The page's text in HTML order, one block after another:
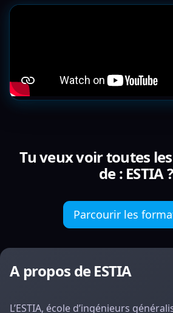
Tu veux voir toutes
de : ESTIA ?
Parcourir les
A propos de ESTIA
L’ESTIA, école d’ingénieurs